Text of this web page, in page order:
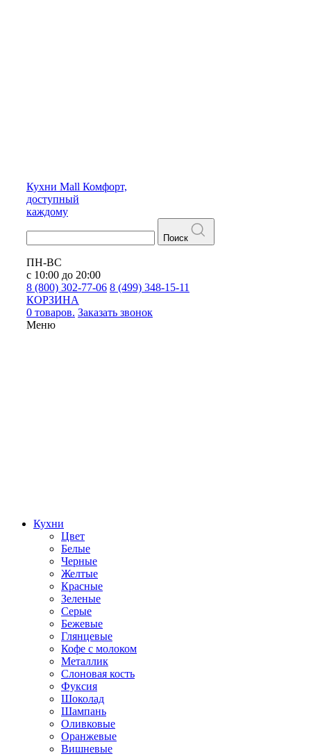
Кухни Mall Комфорт,
доступный
каждому
Поиск
ПН-ВС
с 10:00 до 20:00
8 (800) 302-77-06 8 (499) 348-15-11
КОРЗИНА
0 товаров. Заказать звонок
Меню
Кухни
Цвет
Белые
Черные
Желтые
Красные
Зеленые
Серые
Бежевые
Глянцевые
Кофе с молоком
Металлик
Слоновая кость
Фуксия
Шоколад
Шампань
Оливковые
Оранжевые
Вишневые